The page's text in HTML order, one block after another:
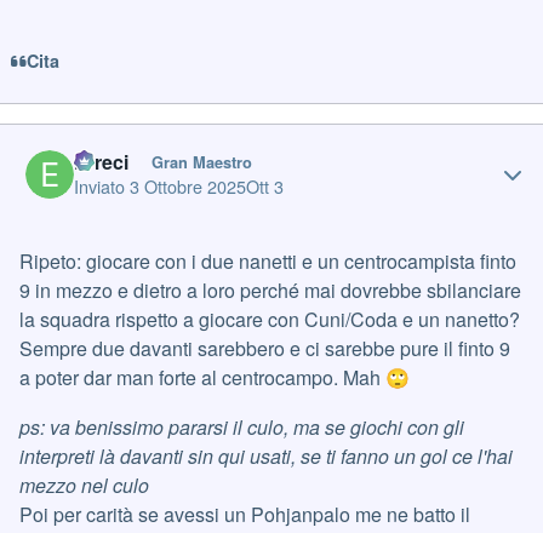
Cita
Erreci Gran Maestro
Inviato3 Ottobre 2025Ott 3
Ripeto: giocare con i due nanetti e un centrocampista finto
9 in mezzo e dietro a loro perché mai dovrebbe sbilanciare
la squadra rispetto a giocare con Cuni/Coda e un nanetto?
Sempre due davanti sarebbero e ci sarebbe pure il finto 9
a poter dar man forte al centrocampo. Mah 🙄
ps: va benissimo pararsi il culo, ma se giochi con gli
interpreti là davanti sin qui usati, se ti fanno un gol ce l'hai
mezzo nel culo
Poi per carità se avessi un Pohjanpalo me ne batto il